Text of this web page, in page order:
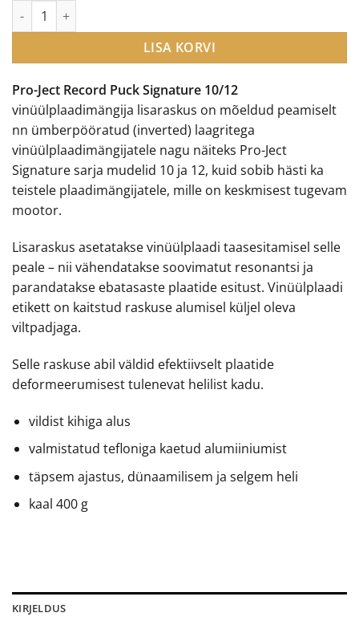
Pro-Ject Record Puck Signature 10/12
vinüülplaadimängija lisaraskus on mõeldud peamiselt
nn ümberpööratud (inverted) laagritega
vinüülplaadimängijatele nagu näiteks Pro-Ject
Signature sarja mudelid 10 ja 12, kuid sobib hästi ka
teistele plaadimängijatele, mille on keskmisest tugevam
mootor.
Lisaraskus asetatakse vinüülplaadi taasesitamisel selle
peale – nii vähendatakse soovimatut resonantsi ja
parandatakse ebatasaste plaatide esitust. Vinüülplaadi
etikett on kaitstud raskuse alumisel küljel oleva
viltpadjaga.
Selle raskuse abil väldid efektiivselt plaatide
deformeerumisest tulenevat helilist kadu.
vildist kihiga alus
valmistatud tefloniga kaetud alumiiniumist
täpsem ajastus, dünaamilisem ja selgem heli
kaal 400 g
Pro-Ject Record Puck Signature vinüülplaadimängija lisaraskus
LISA KORVI
KIRJELDUS